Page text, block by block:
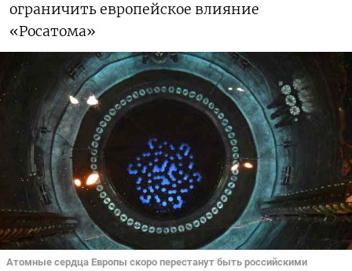
ограничить европейское влияние
«Росатома»
Атомные сердца Европы скоро перестанут быть российскими